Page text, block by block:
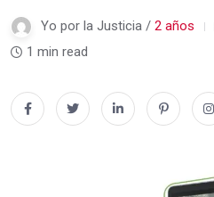
Yo por la Justicia / 2 años
1 min read